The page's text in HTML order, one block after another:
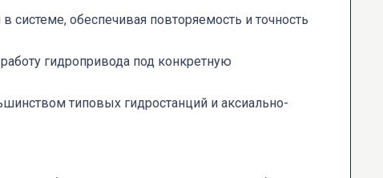
обеспечивая повторяемость и точность
гидропривода под конкретную
типовых гидростанций и аксиально-